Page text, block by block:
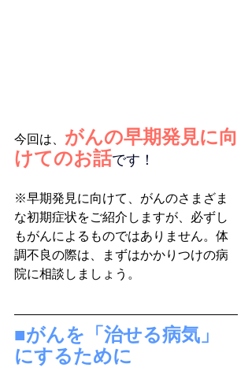
今回は、 がんの早期発見に向
けてのお話です！
※早期発見に向けて、がんのさまざま
な初期症状をご紹介しますが、必ずし
もがんによるものではありません。体
調不良の際は、まずはかかりつけの病
院に相談しましょう。
■がんを「治せる病気」
にするために